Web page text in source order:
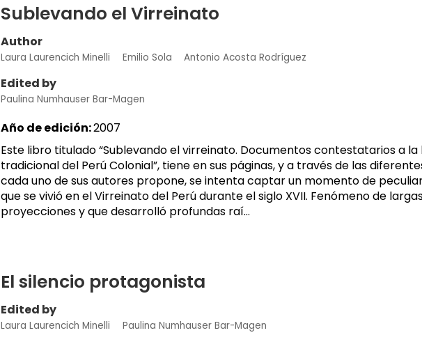
Sublevando el Virreinato
Author
Laura Laurencich Minelli Emilio Sola Antonio Acosta Rodríguez
Edited by
Paulina Numhauser Bar-Magen
Año de edición:2007
Este libro titulado “Sublevando el virreinato. Documentos contestatarios a
tradicional del Perú Colonial”, tiene en sus páginas, y a través de las
cada uno de sus autores propone, se intenta captar un momento de
que se vivió en el Virreinato del Perú durante el siglo XVII. Fenómeno de
proyecciones y que desarrolló profundas raí...
El silencio protagonista
Edited by
Laura Laurencich Minelli Paulina Numhauser Bar-Magen